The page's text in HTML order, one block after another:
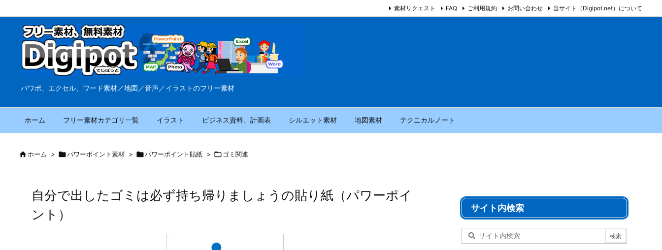
パワポ、エクセル、ワード素材／地図／音声／イラストのフリー素材
ホーム フリー素材カテゴリ一覧 イラスト ビジネス資料、計画表 シルエット素材 地図素材 テクニカルノート
素材リクエスト FAQ ご利用規約 お問い合わせ 当サイト（Digipot.net）について
ホーム > パワーポイント素材 > パワーポイント貼紙 >  ゴミ関連
自分で出したゴミは必ず持ち帰りましょうの貼り紙（パワーポイ
ント）
サイト内検索